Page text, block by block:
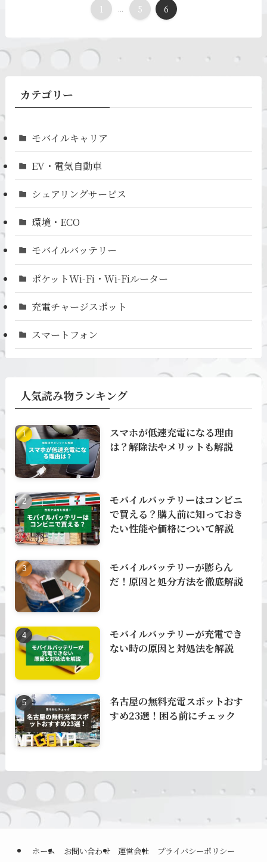
1 ... 5 6
カテゴリー
モバイルキャリア
EV・電気自動車
シェアリングサービス
環境・ECO
モバイルバッテリー
ポケットWi-Fi・Wi-Fiルーター
充電チャージスポット
スマートフォン
人気読み物ランキング
スマホが低速充電になる理由
は？解除法やメリットも解説
モバイルバッテリーはコンビニ
で買える？購入前に知っておき
たい性能や価格について解説
モバイルバッテリーが膨らん
だ！原因と処分方法を徹底解説
モバイルバッテリーが充電でき
ない時の原因と対処法を解説
名古屋の無料充電スポットおす
すめ23選！困る前にチェック
ホーム お問い合わせ 運営会社 プライバシーポリシー